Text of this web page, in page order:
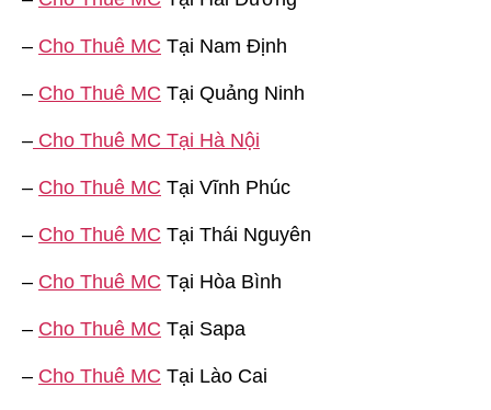
– Cho Thuê MC Tại Nam Định
– Cho Thuê MC Tại Quảng Ninh
– Cho Thuê MC Tại Hà Nội
– Cho Thuê MC Tại Vĩnh Phúc
– Cho Thuê MC Tại Thái Nguyên
– Cho Thuê MC Tại Hòa Bình
– Cho Thuê MC Tại Sapa
– Cho Thuê MC Tại Lào Cai